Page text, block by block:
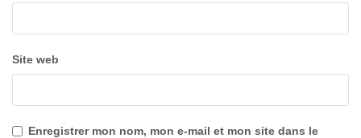
Site web
Enregistrer mon nom, mon e-mail et mon site dans le